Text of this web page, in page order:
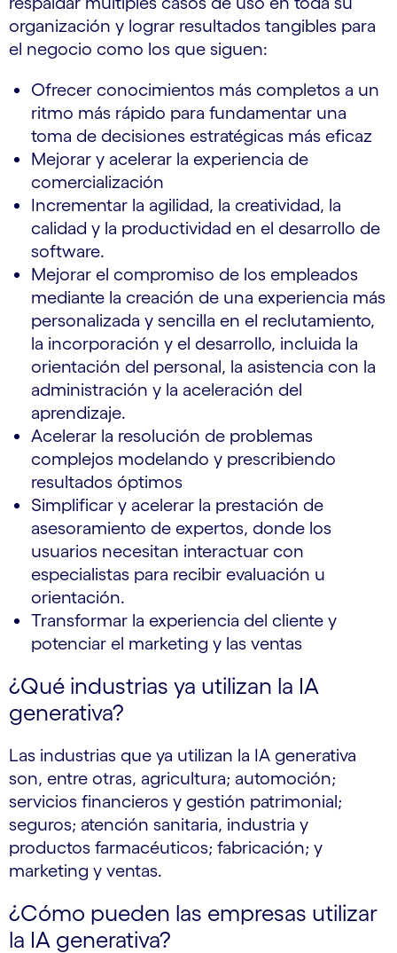
organización y lograr resultados tangibles para
el negocio como los que siguen:
Ofrecer conocimientos más completos a un
ritmo más rápido para fundamentar una
toma de decisiones estratégicas más eficaz
Mejorar y acelerar la experiencia de
comercialización
Incrementar la agilidad, la creatividad, la
calidad y la productividad en el desarrollo de
software.
Mejorar el compromiso de los empleados
mediante la creación de una experiencia más
personalizada y sencilla en el reclutamiento,
la incorporación y el desarrollo, incluida la
orientación del personal, la asistencia con la
administración y la aceleración del
aprendizaje.
Acelerar la resolución de problemas
complejos modelando y prescribiendo
resultados óptimos
Simplificar y acelerar la prestación de
asesoramiento de expertos, donde los
usuarios necesitan interactuar con
especialistas para recibir evaluación u
orientación.
Transformar la experiencia del cliente y
potenciar el marketing y las ventas
¿Qué industrias ya utilizan la IA
generativa?
Las industrias que ya utilizan la IA generativa
son, entre otras, agricultura; automoción;
servicios financieros y gestión patrimonial;
seguros; atención sanitaria, industria y
productos farmacéuticos; fabricación; y
marketing y ventas.
¿Cómo pueden las empresas utilizar
la IA generativa?